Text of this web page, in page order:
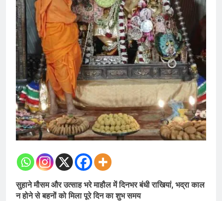
सुहाने मौसम और उत्साह भरे माहौल में दिनभर बंधी राखियां, भद्रा काल
न होने से बहनों को मिला पूरे दिन का शुभ समय